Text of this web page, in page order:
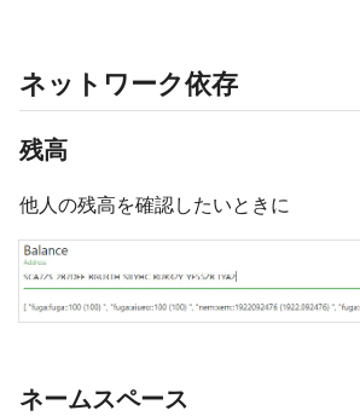
ネットワーク依存
残高
他人の残高を確認したいときに
ネームスペース